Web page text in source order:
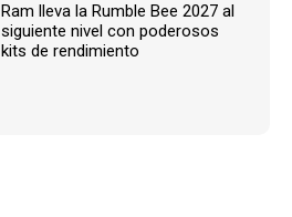
Ram lleva la Rumble Bee 2027 al
siguiente nivel con poderosos
kits de rendimiento